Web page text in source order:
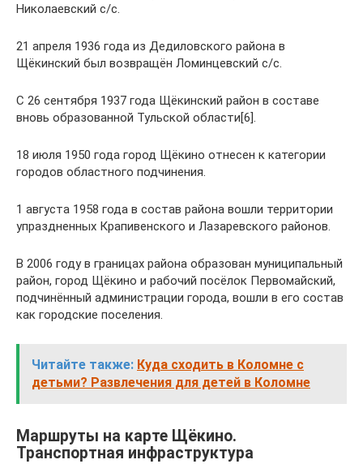
Николаевский с/с.
21 апреля 1936 года из Дедиловского района в
Щёкинский был возвращён Ломинцевский с/с.
С 26 сентября 1937 года Щёкинский район в составе
вновь образованной Тульской области[6].
18 июля 1950 года город Щёкино отнесен к категории
городов областного подчинения.
1 августа 1958 года в состав района вошли территории
упраздненных Крапивенского и Лазаревского районов.
В 2006 году в границах района образован муниципальный
район, город Щёкино и рабочий посёлок Первомайский,
подчинённый администрации города, вошли в его состав
как городские поселения.
Читайте также: Куда сходить в Коломне с
детьми? Развлечения для детей в Коломне
Маршруты на карте Щёкино.
Транспортная инфраструктура